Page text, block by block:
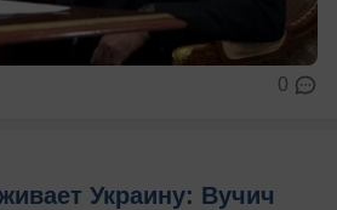
0
Украину: Вучич